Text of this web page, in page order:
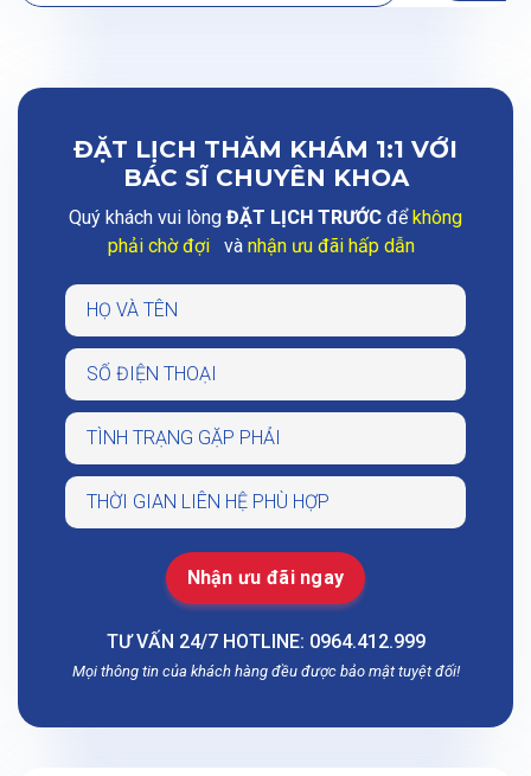
ĐẶT LỊCH THĂM KHÁM 1:1 VỚI
BÁC SĨ CHUYÊN KHOA
Quý khách vui lòng ĐẶT LỊCH TRƯỚC đểkhông
phải chờ đợi
và nhận ưu đãi hấp dẫn
TƯ VẤN 24/7 HOTLINE: 0964.412.999
Mọi thông tin của khách hàng đều được bảo mật tuyệt đối!